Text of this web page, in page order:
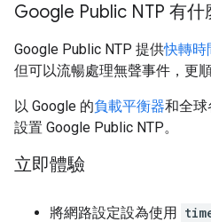
Google Public NTP 有什
Google Public NTP 提供快轉時
但可以流暢處理無聲事件，更順
以 Google 的負載平衡器和全球
設置 Google Public NTP。
立即體驗
將網路設定設為使用